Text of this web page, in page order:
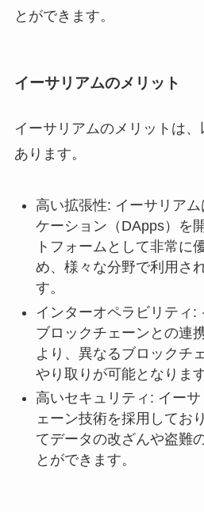
とができます。
イーサリアムのメリット
イーサリアムのメリットは
あります。
高い拡張性: イーサリア
ケーション（DApps）を
トフォームとして非常に
め、様々な分野で利用さ
す。
インターオペラビリティ:
ブロックチェーンとの連
より、異なるブロックチ
やり取りが可能となります
高いセキュリティ: イー
ェーン技術を採用してお
てデータの改ざんや盗難
とができます。